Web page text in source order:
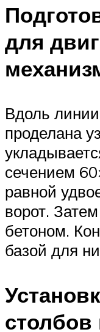
для
Вдоль линии
проделана
сечением
равной
ворот.
бетоном.
базой для